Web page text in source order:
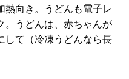
熱向き。うどんも電子レ
。うどんは、赤ちゃんが
して（冷凍うどんなら長